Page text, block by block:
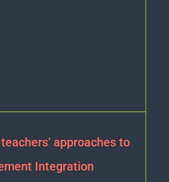
approaches to
Integration